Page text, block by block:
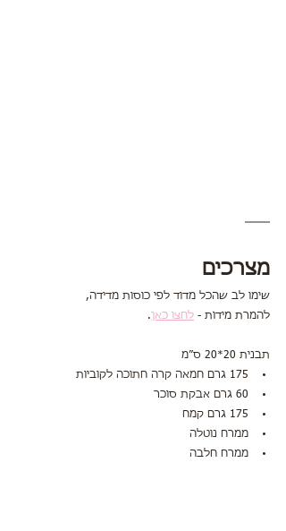
מצרכים
שימו לב שהכל מדוד לפי כוסות מדידה,
להמרת מידות - לחצו כאן.
תבנית 20*20 ס״מ
175 גרם חמאה קרה חתוכה לקוביות
60 גרם אבקת סוכר
175 גרם קמח
ממרח נוטלה
ממרח חלבה